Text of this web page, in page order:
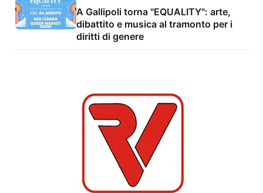
A Gallipoli torna "EQUALITY": arte,
dibattito e musica al tramonto per i
diritti di genere